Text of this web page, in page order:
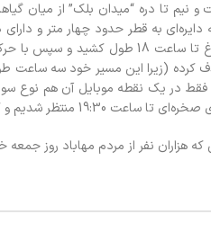
به قطر حدود چهار متر و
زلال و سرد است. ناهار و استراحت زیر
کرده (زیرا این مسیر خود سه ساعت
فقط در یک نقطه موبایل آن هم
شدیم و کاک حسین آمد.